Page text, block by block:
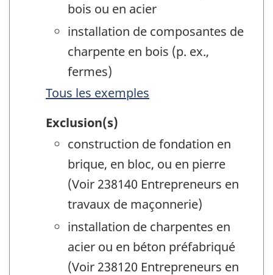
bois ou en acier
installation de composantes de
charpente en bois (p. ex.,
fermes)
Tous les exemples
Exclusion(s)
construction de fondation en
brique, en bloc, ou en pierre
(Voir 238140 Entrepreneurs en
travaux de maçonnerie)
installation de charpentes en
acier ou en béton préfabriqué
(Voir 238120 Entrepreneurs en